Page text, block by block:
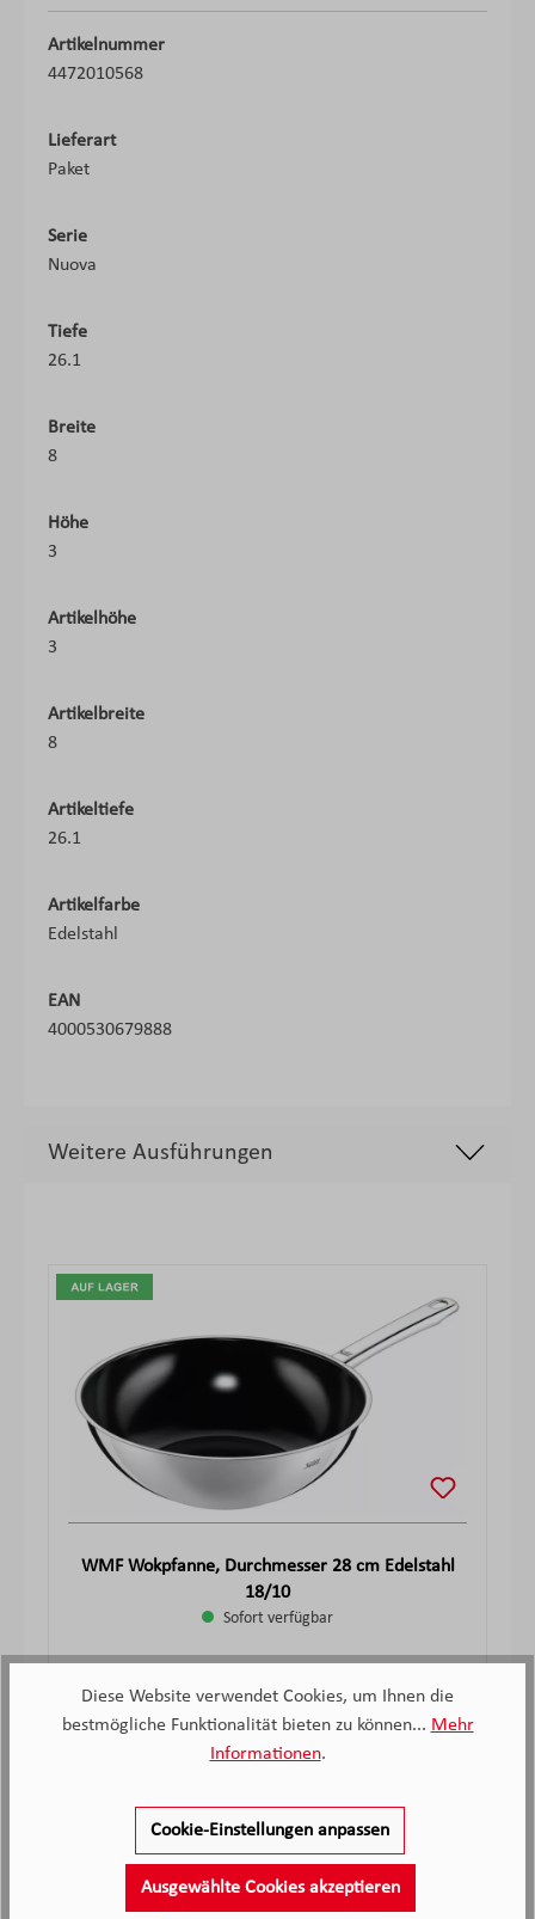
Artikelnummer
4472010568
Lieferart
Paket
Serie
Nuova
Tiefe
26.1
Breite
8
Höhe
3
Artikelhöhe
3
Artikelbreite
8
Artikeltiefe
26.1
Artikelfarbe
Edelstahl
EAN
4000530679888
Weitere Ausführungen
WMF Wokpfanne, Durchmesser 28 cm Edelstahl
18/10
Sofort verfügbar
Regulärer Preis:
Verkaufspreis:
99,95€
Hersteller Informationen
Diese Website verwendet Cookies, um Ihnen die
bestmögliche Funktionalität bieten zu können... Mehr
Informationen.
Cookie-Einstellungen anpassen
Ausgewählte Cookies akzeptieren